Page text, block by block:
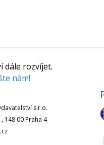
dále rozvíjet.
nám!
s.r.o.
148 00 Praha 4